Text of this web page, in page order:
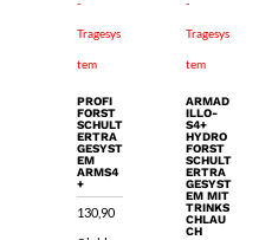
PROFI
FORST
SCHULT
ERTRA
GESYST
EM
ARMS4
+
130,90
ARMAD
ILLO-
S4+
HYDRO
FORST
SCHULT
ERTRA
GESYST
EM MIT
TRINKS
CHLAU
CH